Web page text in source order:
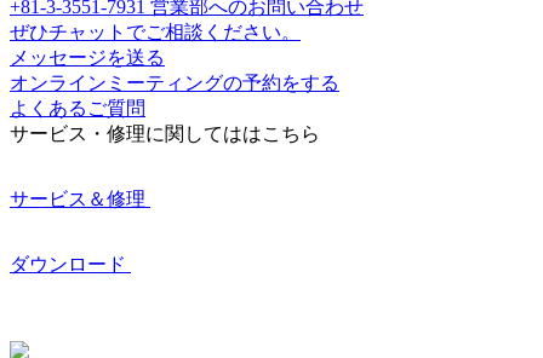
+81-3-3551-7931 営業部へのお問い合わせ
ぜひチャットでご相談ください。
メッセージを送る
オンラインミーティングの予約をする
よくあるご質問
サービス・修理に関してははこちら
サービス＆修理
ダウンロード